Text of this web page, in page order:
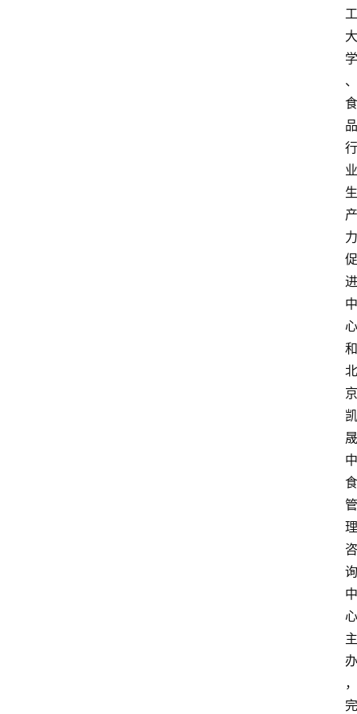
工
大
学
、
食
品
行
业
生
产
力
促
进
中
心
和
北
京
凯
晟
中
食
管
理
咨
询
中
心
主
办
，
完